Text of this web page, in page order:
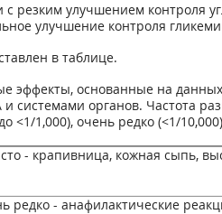
резким улучшением контроля
улучшение контроля
в таблице.
эффекты, основанные на
и системами органов. Частота
<1/1,000), очень редко (<1/
- крапивница, кожная сыпь,
редко - анафилактические